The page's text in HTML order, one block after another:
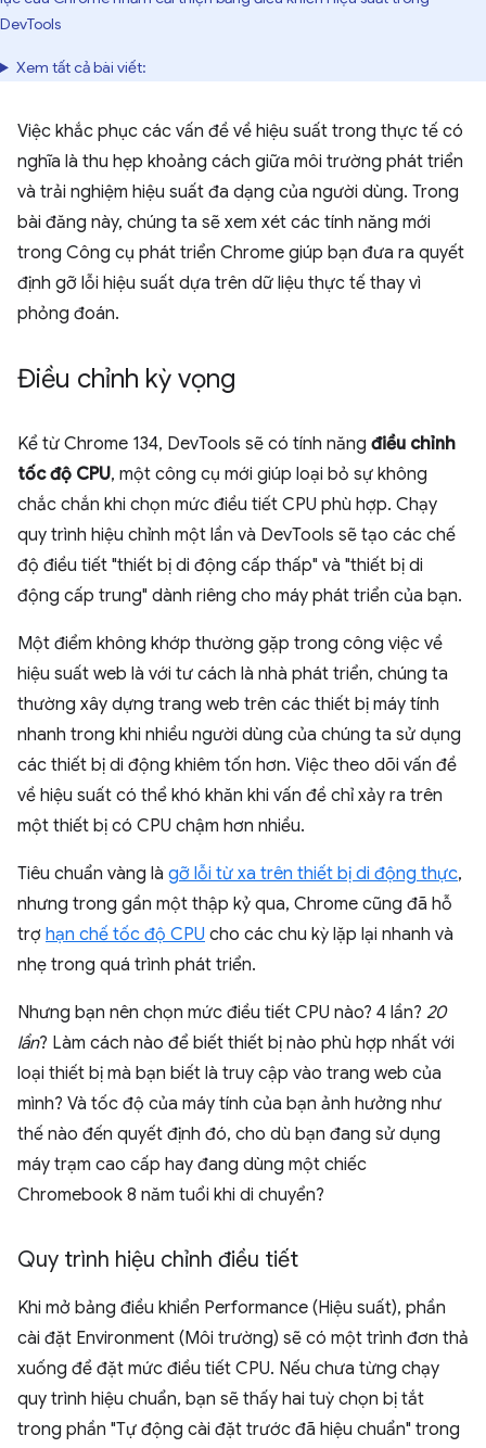
DevTools
Xem tất cả bài viết:
Việc khắc phục các vấn đề về hiệu suất trong thực tế có
nghĩa là thu hẹp khoảng cách giữa môi trường phát triển
và trải nghiệm hiệu suất đa dạng của người dùng. Trong
bài đăng này, chúng ta sẽ xem xét các tính năng mới
trong Công cụ phát triển Chrome giúp bạn đưa ra quyết
định gỡ lỗi hiệu suất dựa trên dữ liệu thực tế thay vì
phỏng đoán.
Điều chỉnh kỳ vọng
Kể từ Chrome 134, DevTools sẽ có tính năng điều chỉnh
tốc độ CPU, một công cụ mới giúp loại bỏ sự không
chắc chắn khi chọn mức điều tiết CPU phù hợp. Chạy
quy trình hiệu chỉnh một lần và DevTools sẽ tạo các chế
độ điều tiết "thiết bị di động cấp thấp" và "thiết bị di
động cấp trung" dành riêng cho máy phát triển của bạn.
Một điểm không khớp thường gặp trong công việc về
hiệu suất web là với tư cách là nhà phát triển, chúng ta
thường xây dựng trang web trên các thiết bị máy tính
nhanh trong khi nhiều người dùng của chúng ta sử dụng
các thiết bị di động khiêm tốn hơn. Việc theo dõi vấn đề
về hiệu suất có thể khó khăn khi vấn đề chỉ xảy ra trên
một thiết bị có CPU chậm hơn nhiều.
Tiêu chuẩn vàng là gỡ lỗi từ xa trên thiết bị di động thực,
nhưng trong gần một thập kỷ qua, Chrome cũng đã hỗ
trợ hạn chế tốc độ CPU cho các chu kỳ lặp lại nhanh và
nhẹ trong quá trình phát triển.
Nhưng bạn nên chọn mức điều tiết CPU nào? 4 lần? 20
lần? Làm cách nào để biết thiết bị nào phù hợp nhất với
loại thiết bị mà bạn biết là truy cập vào trang web của
mình? Và tốc độ của máy tính của bạn ảnh hưởng như
thế nào đến quyết định đó, cho dù bạn đang sử dụng
máy trạm cao cấp hay đang dùng một chiếc
Chromebook 8 năm tuổi khi di chuyển?
Quy trình hiệu chỉnh điều tiết
Khi mở bảng điều khiển Performance (Hiệu suất), phần
cài đặt Environment (Môi trường) sẽ có một trình đơn thả
xuống để đặt mức điều tiết CPU. Nếu chưa từng chạy
quy trình hiệu chuẩn, bạn sẽ thấy hai tuỳ chọn bị tắt
trong phần "Tự động cài đặt trước đã hiệu chuẩn" trong